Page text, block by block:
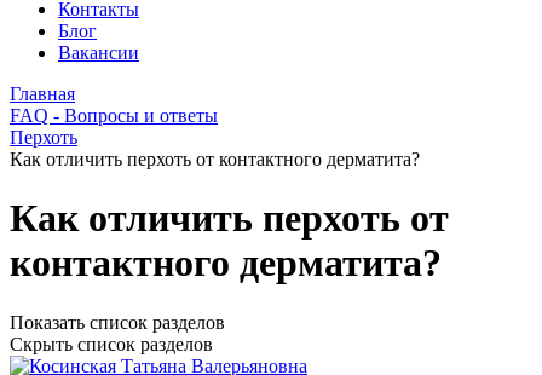
Контакты
Блог
Вакансии
Главная
FAQ - Вопросы и ответы
Перхоть
Как отличить перхоть от контактного дерматита?
Как отличить перхоть от
контактного дерматита?
Показать список разделов
Скрыть список разделов